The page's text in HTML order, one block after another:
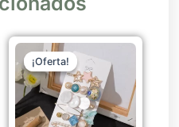
¡Oferta!
¡Oferta!
El
precio
original
era:
$ 390.
El
precio
actual
es:
$ 351.